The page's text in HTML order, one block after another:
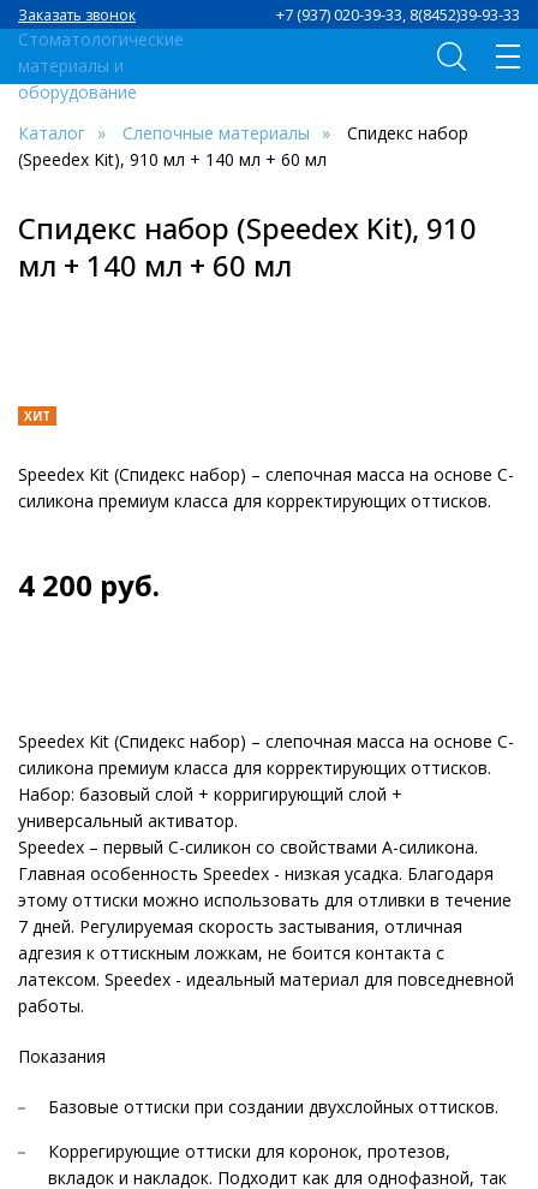
+7 (937) 020-39-33, 8(8452)39-93-33
Заказать звонок
Каталог Слепочные материалы
Спидекс набор
(Speedex Kit), 910 мл + 140 мл + 60 мл
Спидекс набор (Speedex Kit), 910
мл + 140 мл + 60 мл
ХИТ
Speedex Kit (Спидекс набор) – слепочная масса на основе С-
силикона премиум класса для корректирующих оттисков.
4 200 руб.
Speedex Kit (Спидекс набор) – слепочная масса на основе С-
силикона премиум класса для корректирующих оттисков.
Набор: базовый слой + корригирующий слой +
универсальный активатор.
Speedex – первый С-силикон со свойствами А-силикона.
Главная особенность Speedex - низкая усадка. Благодаря
этому оттиски можно использовать для отливки в течение
7 дней. Регулируемая скорость застывания, отличная
адгезия к оттискным ложкам, не боится контакта с
латексом. Speedex - идеальный материал для повседневной
работы.
Показания
Базовые оттиски при создании двухслойных оттисков.
Коррегирующие оттиски для коронок, протезов,
вкладок и накладок. Подходит как для однофазной, так